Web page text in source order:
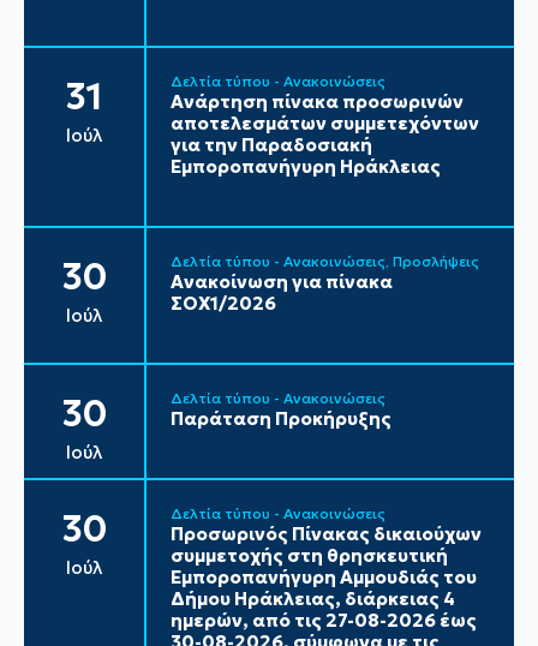
31
Ιούλ
Δελτία τύπου - Ανακοινώσεις
Ανάρτηση πίνακα προσωρινών
αποτελεσμάτων συμμετεχόντων
για την Παραδοσιακή
Εμποροπανήγυρη Ηράκλειας
30
Ιούλ
Δελτία τύπου - Ανακοινώσεις Προσλήψεις
Ανακοίνωση για πίνακα
ΣΟΧ1/2026
30
Ιούλ
Δελτία τύπου - Ανακοινώσεις
Παράταση Προκήρυξης
30
Ιούλ
Δελτία τύπου - Ανακοινώσεις
Προσωρινός Πίνακας δικαιούχων
συμμετοχής στη θρησκευτική
Εμποροπανήγυρη Αμμουδιάς του
Δήμου Ηράκλειας, διάρκειας 4
ημερών, από τις 27-08-2026 έως